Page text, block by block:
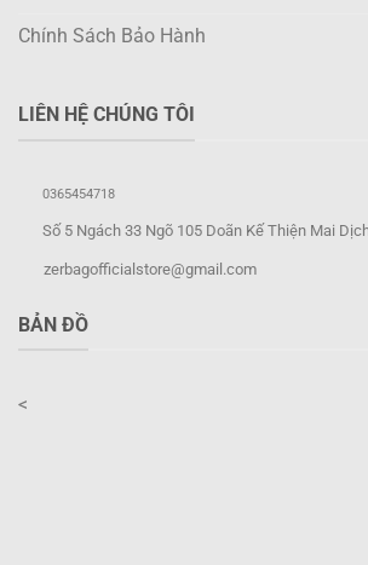
Chính Sách Bảo Hành
LIÊN HỆ CHÚNG TÔI
0365454718
Số 5 Ngách 33 Ngõ 105 Doãn Kế Thiện Mai
zerbagofficialstore@gmail.com
BẢN ĐỒ
<